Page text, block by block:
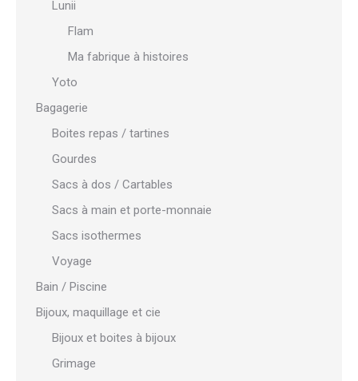
Lunii
Flam
Ma fabrique à histoires
Yoto
Bagagerie
Boites repas / tartines
Gourdes
Sacs à dos / Cartables
Sacs à main et porte-monnaie
Sacs isothermes
Voyage
Bain / Piscine
Bijoux, maquillage et cie
Bijoux et boites à bijoux
Grimage